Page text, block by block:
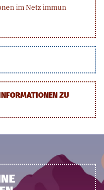
im Netz immun
ZU